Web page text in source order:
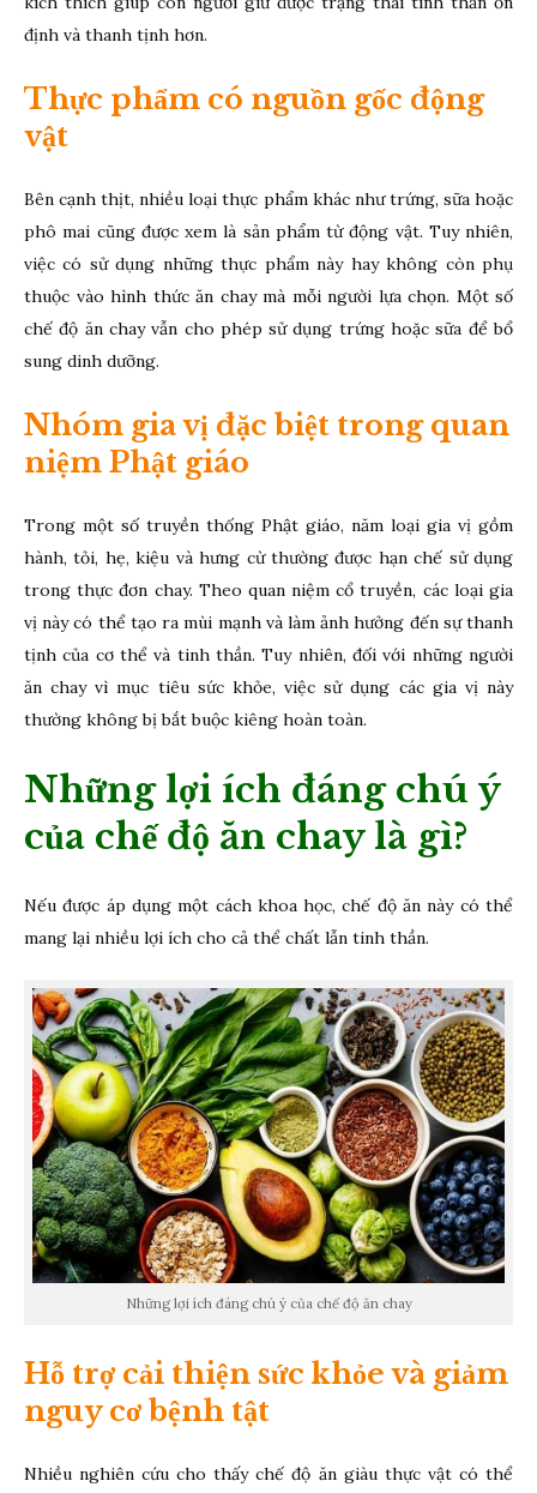
định và thanh tịnh hơn.
Thực phẩm có nguồn gốc động
vật
Bên cạnh thịt, nhiều loại thực phẩm khác như trứng, sữa hoặc
phô mai cũng được xem là sản phẩm từ động vật. Tuy nhiên,
việc có sử dụng những thực phẩm này hay không còn phụ
thuộc vào hình thức ăn chay mà mỗi người lựa chọn. Một số
chế độ ăn chay vẫn cho phép sử dụng trứng hoặc sữa để bổ
sung dinh dưỡng.
Nhóm gia vị đặc biệt trong quan
niệm Phật giáo
Trong một số truyền thống Phật giáo, năm loại gia vị gồm
hành, tỏi, hẹ, kiệu và hưng cừ thường được hạn chế sử dụng
trong thực đơn chay. Theo quan niệm cổ truyền, các loại gia
vị này có thể tạo ra mùi mạnh và làm ảnh hưởng đến sự thanh
tịnh của cơ thể và tinh thần. Tuy nhiên, đối với những người
ăn chay vì mục tiêu sức khỏe, việc sử dụng các gia vị này
thường không bị bắt buộc kiêng hoàn toàn.
Những lợi ích đáng chú ý
của chế độ ăn chay là gì?
Nếu được áp dụng một cách khoa học, chế độ ăn này có thể
mang lại nhiều lợi ích cho cả thể chất lẫn tinh thần.
Những lợi ích đáng chú ý của chế độ ăn chay
Hỗ trợ cải thiện sức khỏe và giảm
nguy cơ bệnh tật
Nhiều nghiên cứu cho thấy chế độ ăn giàu thực vật có thể